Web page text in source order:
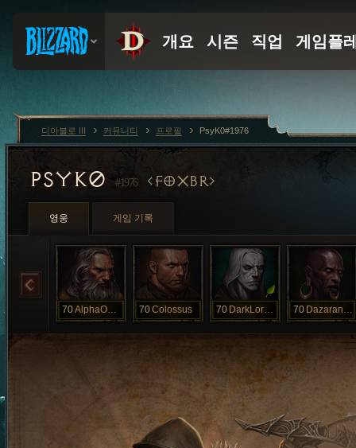
PSYK0#1976 FOXBR
영웅 게임 기록
70 AlphaOmega 70Colossus 70 DarkLordYury 70 Dazaranha
디아블로 III 커뮤니티 프로필 PsyK0#1976